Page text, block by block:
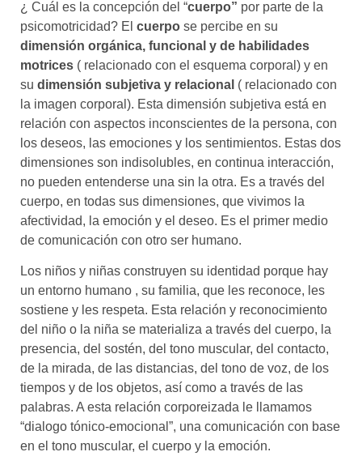
¿ Cuál es la concepción del “cuerpo” por parte de la
psicomotricidad? El cuerpo se percibe en su
dimensión orgánica, funcional y de habilidades
motrices ( relacionado con el esquema corporal) y en
su dimensión subjetiva y relacional ( relacionado con
la imagen corporal). Esta dimensión subjetiva está en
relación con aspectos inconscientes de la persona, con
los deseos, las emociones y los sentimientos. Estas dos
dimensiones son indisolubles, en continua interacción,
no pueden entenderse una sin la otra. Es a través del
cuerpo, en todas sus dimensiones, que vivimos la
afectividad, la emoción y el deseo. Es el primer medio
de comunicación con otro ser humano.
Los niños y niñas construyen su identidad porque hay
un entorno humano , su familia, que les reconoce, les
sostiene y les respeta. Esta relación y reconocimiento
del niño o la niña se materializa a través del cuerpo, la
presencia, del sostén, del tono muscular, del contacto,
de la mirada, de las distancias, del tono de voz, de los
tiempos y de los objetos, así como a través de las
palabras. A esta relación corporeizada le llamamos
“dialogo tónico-emocional”, una comunicación con base
en el tono muscular, el cuerpo y la emoción.